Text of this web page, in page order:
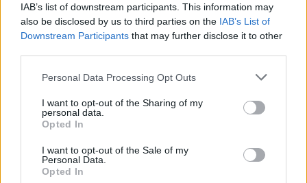
IAB’s list of downstream participants. This information may
also be disclosed by us to third parties on the IAB’s List of
Downstream Participants that may further disclose it to other
Personal Data Processing Opt Outs
I want to opt-out of the Sharing of my
personal data.
Opted In
I want to opt-out of the Sale of my
Personal Data.
Opted In
LIFESTYLE